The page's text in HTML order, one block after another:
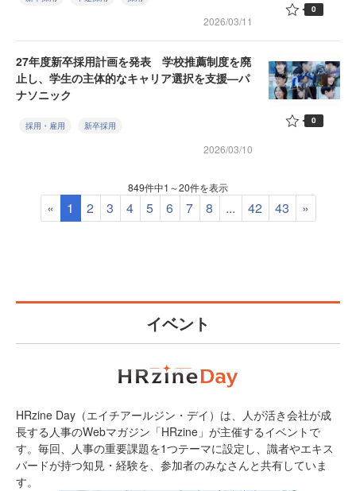
2026/03/11
0
27年度新卒採用計画を発表 学校推薦制度を廃
止し、学生の主体的なキャリア選択を支援—パ
ナソニック
採用・雇用 新卒採用
2026/03/10
0
849件中1～20件を表示
« 1 2 3 4 5 6 7 8 ... 42 43 »
イベント
HRzine Day（エイチアールジン・デイ）は、人が活き会社が成
長する人事のWebマガジン「HRzine」が主催するイベントで
す。毎回、人事の重要課題を1つテーマに設定し、識者やエキス
パードが持つ知見・経験を、参加者のみなさんと共有していま
す。